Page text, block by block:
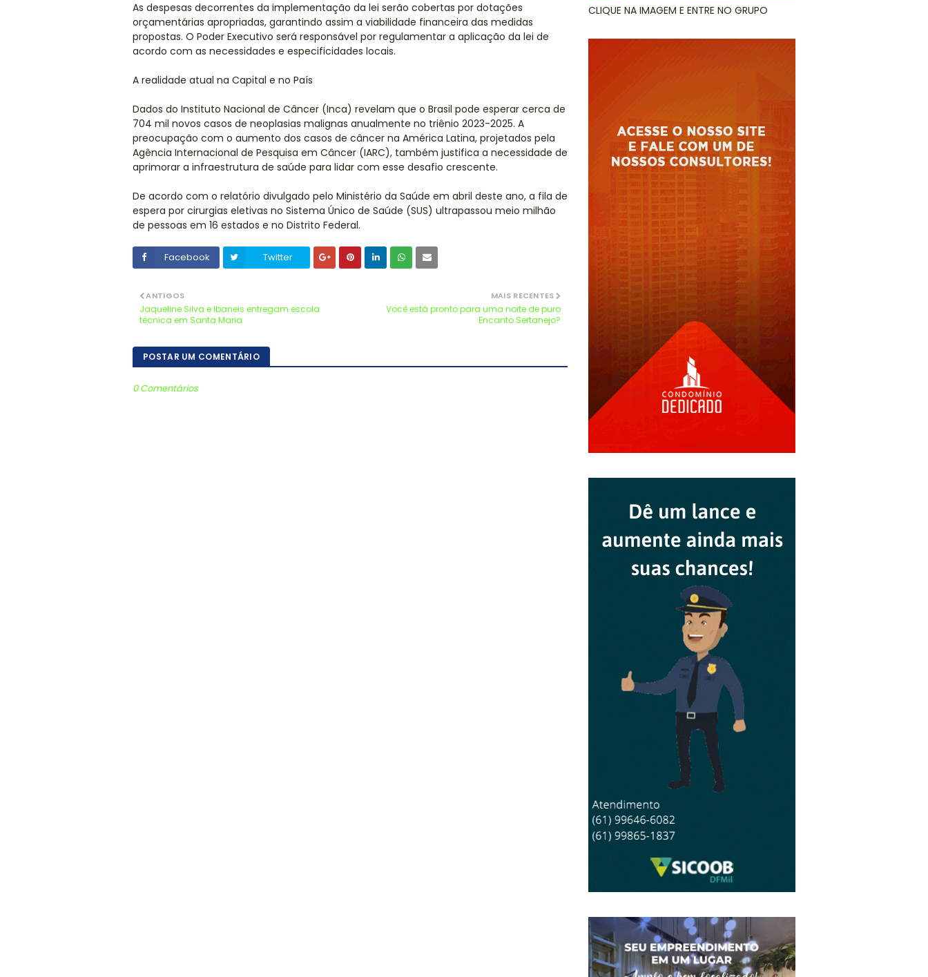
As despesas decorrentes da implementação da lei serão cobertas por dotações
orçamentárias apropriadas, garantindo assim a viabilidade financeira das medidas
propostas. O Poder Executivo será responsável por regulamentar a aplicação da lei de
acordo com as necessidades e especificidades locais.
A realidade atual na Capital e no País
Dados do Instituto Nacional de Câncer (Inca) revelam que o Brasil pode esperar cerca de
704 mil novos casos de neoplasias malignas anualmente no triênio 2023-2025. A
preocupação com o aumento dos casos de câncer na América Latina, projetados pela
Agência Internacional de Pesquisa em Câncer (IARC), também justifica a necessidade de
aprimorar a infraestrutura de saúde para lidar com esse desafio crescente.
De acordo com o relatório divulgado pelo Ministério da Saúde em abril deste ano, a fila de
espera por cirurgias eletivas no Sistema Único de Saúde (SUS) ultrapassou meio milhão
de pessoas em 16 estados e no Distrito Federal.
Facebook Twitter
MAIS RECENTES
Você está pronto para uma noite de puro
Encanto Sertanejo?
ANTIGOS
Jaqueline Silva e Ibaneis entregam escola
técnica em Santa Maria
POSTAR UM COMENTÁRIO
0 Comentários
CLIQUE NA IMAGEM E ENTRE NO GRUPO